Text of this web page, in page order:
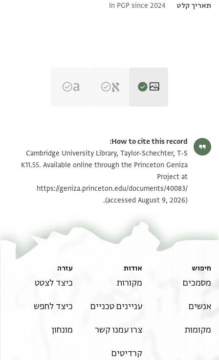
תאריך קלט
In PGP since 2024
T-S K11.55 1v הגדל וסובב
תנאי היתר שימוש בתצלום
How to cite this record:
Cambridge University Library, Taylor-Schechter, T-S
K11.55. Available online through the Princeton Geniza
Project at
https://geniza.princeton.edu/documents/40083/
(accessed August 9, 2026).
חיפוש
מסמכים
אנשים
מקומות
אודות
מקורות
עניינים טכניים
צרו עמנו קשר
קרדיטים
עזרה
כיצד לצטט
כיצד לחפש
מונחון